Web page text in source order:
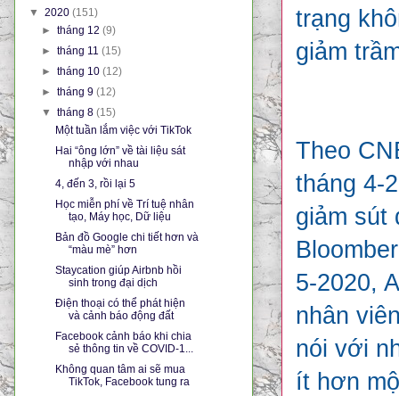
trạng
giảm
Theo
tháng 4-
giảm sút
5-2020,
nhân
nói với
ít hơn
▼ 2020 (151)
►tháng 12(9)
►tháng 11(15)
►tháng 10(12)
►tháng 9(12)
▼tháng 8(15)
Một tuần lắm việc với TikTok
Hai “ông lớn” về tài liệu sát
nhập với nhau
4, đến 3, rồi lại 5
Học miễn phí về Trí tuệ nhân
tạo, Máy học, Dữ liệu
Bản đồ Google chi tiết hơn và
“màu mè” hơn
Staycation giúp Airbnb hồi
sinh trong đại dịch
Điện thoại có thể phát hiện
và cảnh báo động đất
Facebook cảnh báo khi chia
sẻ thông tin về COVID-1...
Không quan tâm ai sẽ mua
TikTok, Facebook tung ra